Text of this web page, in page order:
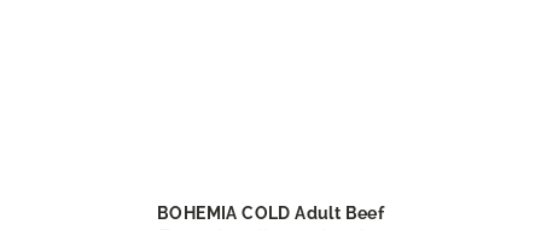
BOHEMIA COLD Adult Beef